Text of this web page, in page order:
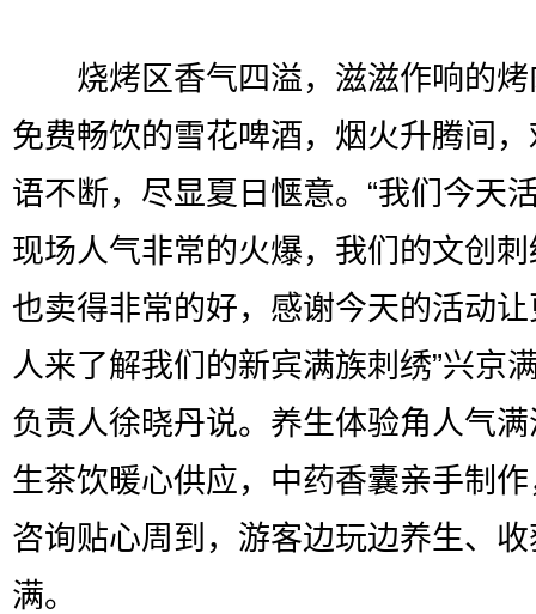
烧烤区香气四溢，滋滋作响的烤
免费畅饮的雪花啤酒，烟火升腾间
语不断，尽显夏日惬意。“我们今天
现场人气非常的火爆，我们的文创
也卖得非常的好，感谢今天的活动
人来了解我们的新宾满族刺绣”兴京
负责人徐晓丹说。养生体验角人气
生茶饮暖心供应，中药香囊亲手制
咨询贴心周到，游客边玩边养生、
满。